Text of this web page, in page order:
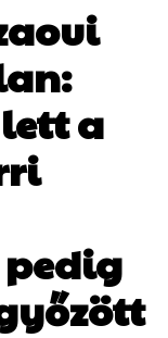
a
pedig